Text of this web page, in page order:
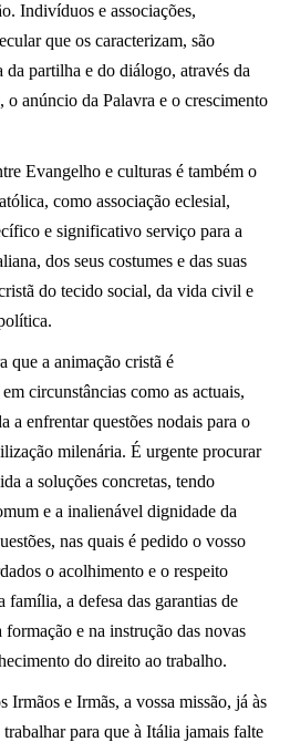
Indivíduos e associações,
que os caracterizam, são
da partilha e do diálogo, através da
o anúncio da Palavra e o crescimento
Evangelho e culturas é também o
como associação eclesial,
e significativo serviço para a
dos seus costumes e das suas
do tecido social, da vida civil e
que a animação cristã é
circunstâncias como as actuais,
a enfrentar questões nodais para o
milenária. É urgente procurar
a soluções concretas, tendo
e a inalienável dignidade da
nas quais é pedido o vosso
o acolhimento e o respeito
família, a defesa das garantias de
e na instrução das novas
do direito ao trabalho.
Irmãos e Irmãs, a vossa missão, já às
para que à Itália jamais falte